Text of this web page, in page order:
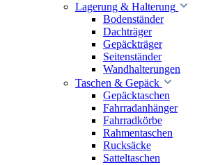
Lagerung & Halterung
Bodenständer
Dachträger
Gepäckträger
Seitenständer
Wandhalterungen
Taschen & Gepäck
Gepäcktaschen
Fahrradanhänger
Fahrradkörbe
Rahmentaschen
Rucksäcke
Satteltaschen